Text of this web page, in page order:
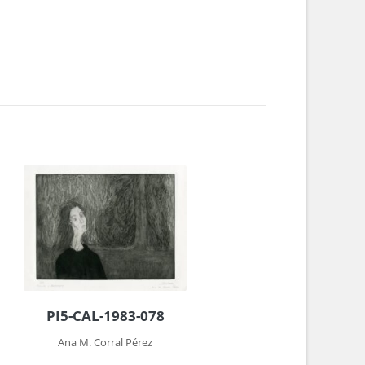
PI5-CAL-1983-078
Ana M. Corral Pérez